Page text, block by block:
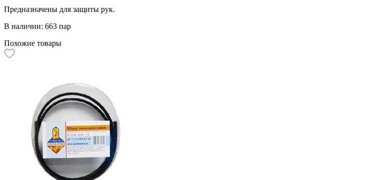
Предназначены для защиты рук.
В наличии: 663 пар
Похожие товары